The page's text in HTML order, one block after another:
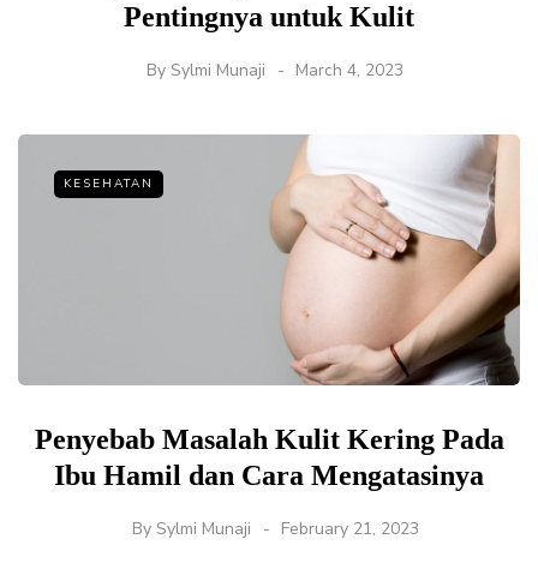
Pentingnya untuk Kulit
By Sylmi Munaji March 4, 2023
KESEHATAN
Penyebab Masalah Kulit Kering Pada
Ibu Hamil dan Cara Mengatasinya
By Sylmi Munaji February 21, 2023